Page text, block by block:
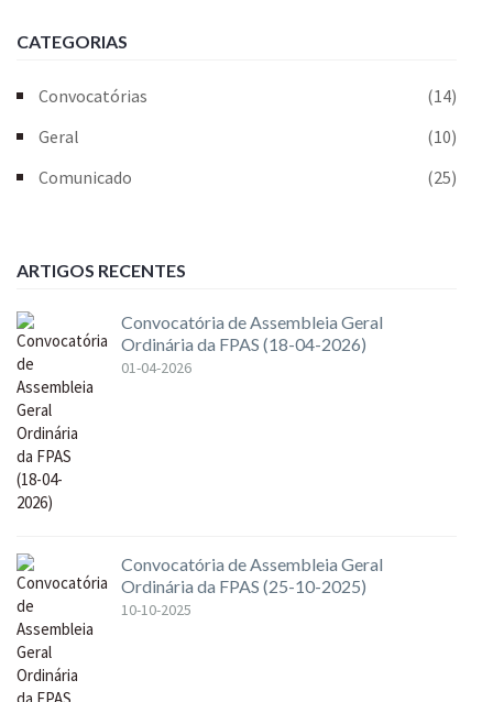
CATEGORIAS
Convocatórias
(14)
Geral
(10)
Comunicado
(25)
ARTIGOS RECENTES
Convocatória de Assembleia Geral
Ordinária da FPAS (18-04-2026)
01-04-2026
Convocatória de Assembleia Geral
Ordinária da FPAS (25-10-2025)
10-10-2025